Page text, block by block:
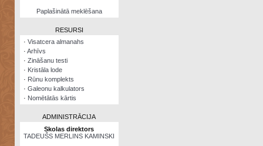
NomētātāsPaplašinātā meklēšana
RESURSI
· Visatcera almanahs
· Arhīvs
· Zināšanu testi
· Kristāla lode
· Rūnu komplekts
· Galeonu kalkulators
· Nomētātās kārtis
ADMINISTRĀCIJA
Skolas direktors
TADEUŠS MERLINS KAMINSKI